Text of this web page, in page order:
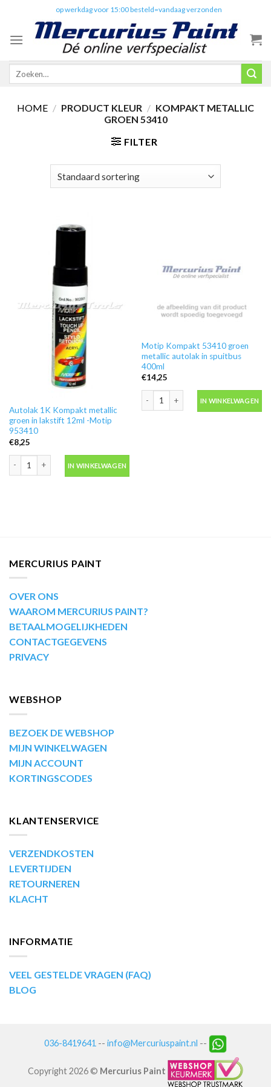
content
op werkdag voor 15:00 besteld=vandaag verzonden
Zoeken
HOME / PRODUCT KLEUR / KOMPAKT METALLIC
GROEN 53410
FILTER
Autolak 1K Kompakt metallic
groen in lakstift 12ml -Motip
953410
€8,25
IN WINKELWAGEN
Motip Kompakt 53410 groen
metallic autolak in spuitbus
400ml
€14,25
IN WINKELWAGEN
MERCURIUS PAINT
OVER ONS
WAAROM MERCURIUS PAINT?
BETAALMOGELIJKHEDEN
CONTACTGEGEVENS
PRIVACY
WEBSHOP
BEZOEK DE WEBSHOP
MIJN WINKELWAGEN
MIJN ACCOUNT
KORTINGSCODES
KLANTENSERVICE
VERZENDKOSTEN
LEVERTIJDEN
RETOURNEREN
KLACHT
INFORMATIE
VEEL GESTELDE VRAGEN (FAQ)
BLOG
036-8419641 -- info@Mercuriuspaint.nl --
Copyright 2026 © Mercurius Paint